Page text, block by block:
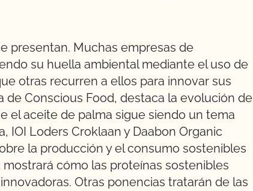
presentan. Muchas empresas de
su huella ambiental mediante el uso de
otras recurren a ellos para innovar sus
Conscious Food, destaca la evolución de
el aceite de palma sigue siendo un tema
IOI Loders Croklaan y Daabon Organic
la producción y el consumo sostenibles
cómo las proteínas sostenibles
Otras ponencias tratarán de las